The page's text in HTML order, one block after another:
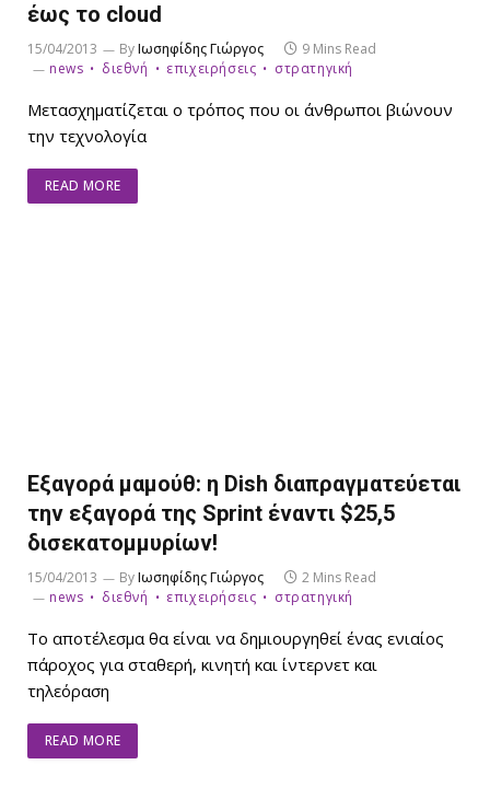
έως το cloud
15/04/2013 ByΙωσηφίδης Γιώργος
9 Mins Read
news
διεθνή επιχειρήσεις στρατηγική
Μετασχηματίζεται ο τρόπος που οι άνθρωποι βιώνουν
την τεχνολογία
READ MORE
Εξαγορά μαμούθ: η Dish διαπραγματεύεται
την εξαγορά της Sprint έναντι $25,5
δισεκατομμυρίων!
15/04/2013 ByΙωσηφίδης Γιώργος
2 Mins Read
news
διεθνή επιχειρήσεις στρατηγική
Το αποτέλεσμα θα είναι να δημιουργηθεί ένας ενιαίος
πάροχος για σταθερή, κινητή και ίντερνετ και
τηλεόραση
READ MORE